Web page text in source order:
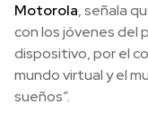
Motorola, señala
con los jóvenes del
dispositivo, por el
mundo virtual y el
sueños”.